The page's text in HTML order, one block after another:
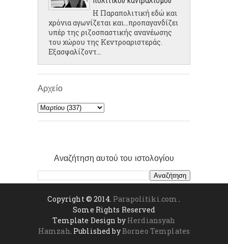
Η Παραπολιτική εδώ και
χρόνια αγωνίζεται και...προπαγανδίζει
υπέρ της ριζοσπαστικής ανανέωσης
του χώρου της Κεντροαριστεράς.
Εξασφαλίζοντ...
Αρχείο
Αναζήτηση αυτού του ιστολογίου
Copyright © 2014. Parapolitiki.com .
Some Rights Reserved
Template Design by Herdiansyah
Hamzah. Published byBorneo Templates